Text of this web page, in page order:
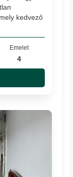
kedvező
Emelet
4